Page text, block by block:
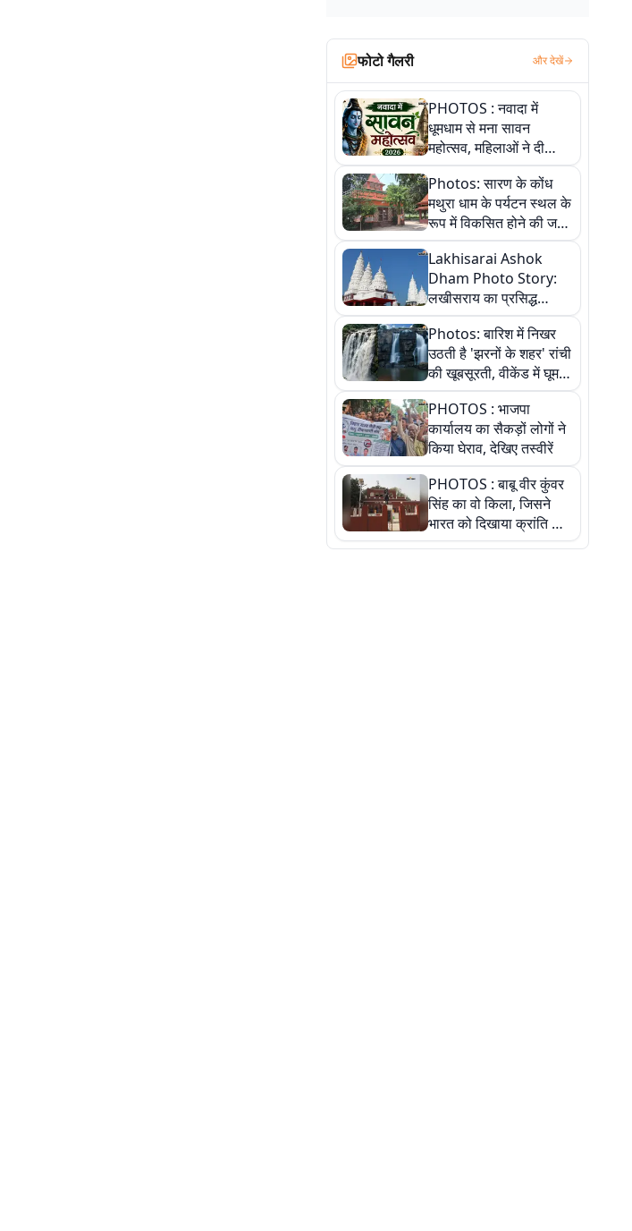
फोटो गैलरी और देखें
PHOTOS : नवादा में
धूमधाम से मना सावन
महोत्सव, महिलाओं ने दी
सांस्कृतिक प्रस्तुतियां
Photos: सारण के कोंध
मथुरा धाम के पर्यटन स्थल के
रूप में विकसित होने की जगी
आस, 9 तस्वीरों में देखें पूरी
कहानी
Lakhisarai Ashok
Dham Photo Story:
लखीसराय का प्रसिद्ध
अशोक धाम—आस्था,
श्रृंगार, अनुष्ठान और
अलौकिक संध्या आरती के
विहंगम दृश्य
Photos: बारिश में निखर
उठती है 'झरनों के शहर' रांची
की खूबसूरती, वीकेंड में घूम
आएं ये 5 वादियां
PHOTOS : भाजपा
कार्यालय का सैकड़ों लोगों ने
किया घेराव, देखिए तस्वीरें
PHOTOS : बाबू वीर कुंवर
सिंह का वो किला, जिसने
भारत को दिखाया क्रांति का
रास्ता: तस्वीरों में देखिए